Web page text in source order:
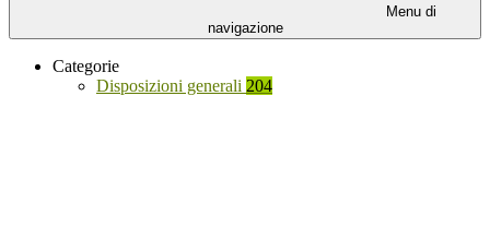
Menu di
navigazione
Categorie
Disposizioni generali 204